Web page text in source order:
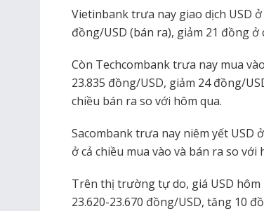
Vietinbank trưa nay giao dịch USD
đồng/USD (bán ra), giảm 21 đồng ở
Còn Techcombank trưa nay mua
23.835 đồng/USD, giảm 24 đồng/
chiều bán ra so với hôm qua.
Sacombank trưa nay niêm yết USD
ở cả chiều mua vào và bán ra so với
Trên thị trường tự do, giá USD
23.620-23.670 đồng/USD, tăng 10